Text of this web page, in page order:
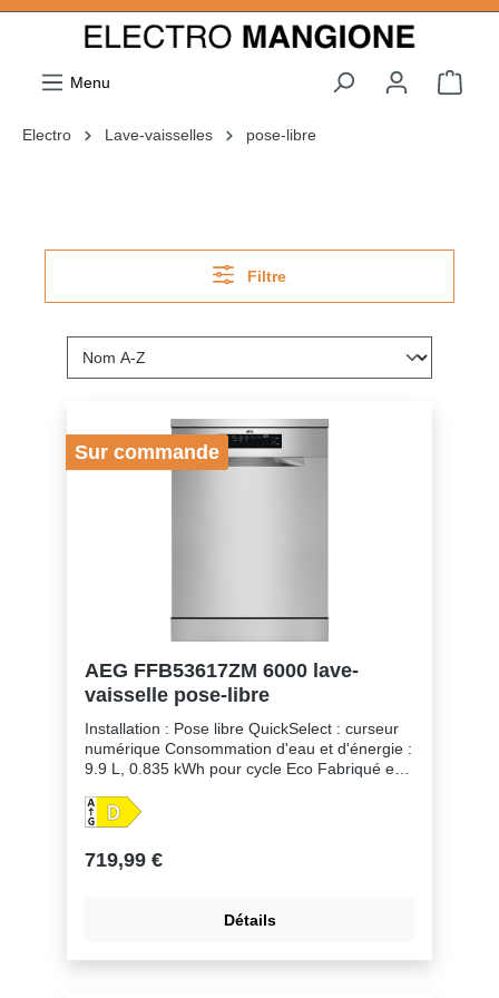
Menu
Electro Lave-vaisselles pose-libre
Filtre
Sur commande
AEG FFB53617ZM 6000 lave-
vaisselle pose-libre
Installation : Pose libre QuickSelect : curseur
numérique Consommation d'eau et d'énergie :
9.9 L, 0.835 kWh pour cycle Eco Fabriqué en
déchet et s'attache à réduire les émissions de
CO2. Moteur Inverter 8 programmes, 4
températures Programmes de lave-vaiselle :
160 min, 60 min, 90 min, Auto, Eco,
XtraPower : nettoyage plus puissant pour les
vaisselles très sales Option GlassCare :
719,99 €
Détails